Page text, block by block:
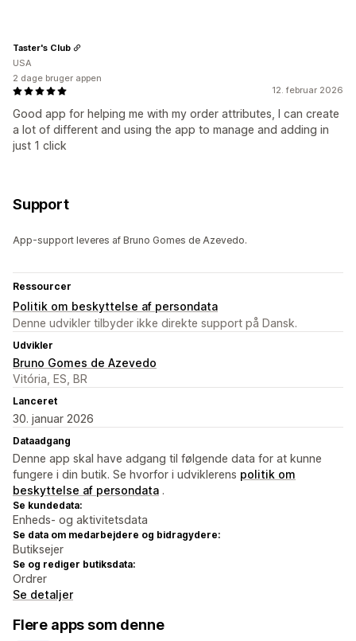
12. februar 2026
Good app for helping me with my order attributes, I can create
a lot of different and using the app to manage and adding in
just 1 click
Taster's Club
USA
2 dage bruger appen
Support
App-support leveres af Bruno Gomes de Azevedo.
Ressourcer
Politik om beskyttelse af persondata
Denne udvikler tilbyder ikke direkte support på Dansk.
Udvikler
Bruno Gomes de Azevedo
Vitória, ES, BR
Lanceret
30. januar 2026
Dataadgang
Denne app skal have adgang til følgende data for at kunne
fungere i din butik. Se hvorfor i udviklerens politik om
beskyttelse af persondata .
Se kundedata:
Enheds- og aktivitetsdata
Se data om medarbejdere og bidragydere:
Butiksejer
Se og rediger butiksdata:
Ordrer
Se detaljer
Flere apps som denne